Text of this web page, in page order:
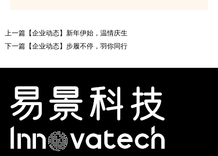
上一篇【企业动态】新年伊始，温情庆生
下一篇【企业动态】步履不停，羽你同行